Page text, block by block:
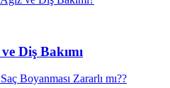
Diş Bakımı